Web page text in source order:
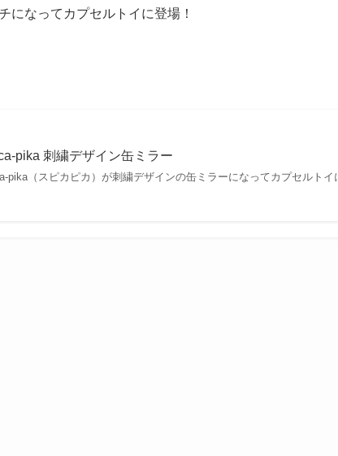
になってカプセルトイに登場！
pika 刺繍デザイン缶ミラー
pika（スピカピカ）が刺繍デザインの缶ミラーになってカプセルト